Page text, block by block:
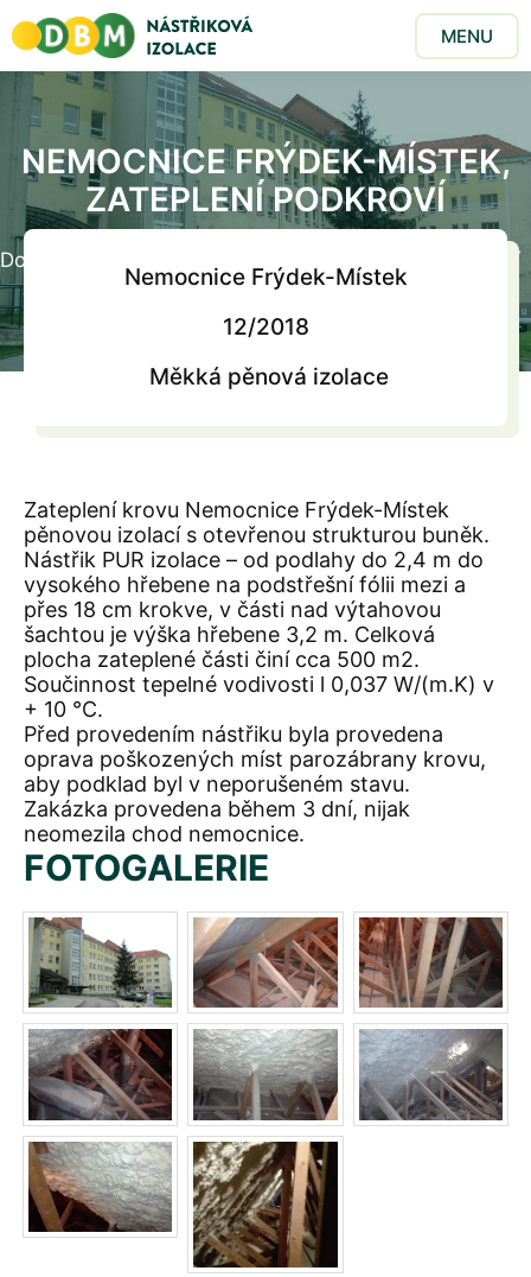
MENU
NEMOCNICE FRÝDEK-MÍSTEK,
ZATEPLENÍ PODKROVÍ
Domů
Nemocnice Frýdek-Místek, zateplení
podkroví
Nemocnice Frýdek-Místek
12/2018
Měkká pěnová izolace
Zateplení krovu Nemocnice Frýdek-Místek
pěnovou izolací s otevřenou strukturou buněk.
Nástřik PUR izolace – od podlahy do 2,4 m do
vysokého hřebene na podstřešní fólii mezi a
přes 18 cm krokve, v části nad výtahovou
šachtou je výška hřebene 3,2 m. Celková
plocha zateplené části činí cca 500 m2.
Součinnost tepelné vodivosti l 0,037 W/(m.K) v
+ 10 °C.
Před provedením nástřiku byla provedena
oprava poškozených míst parozábrany krovu,
aby podklad byl v neporušeném stavu.
Zakázka provedena během 3 dní, nijak
neomezila chod nemocnice.
FOTOGALERIE